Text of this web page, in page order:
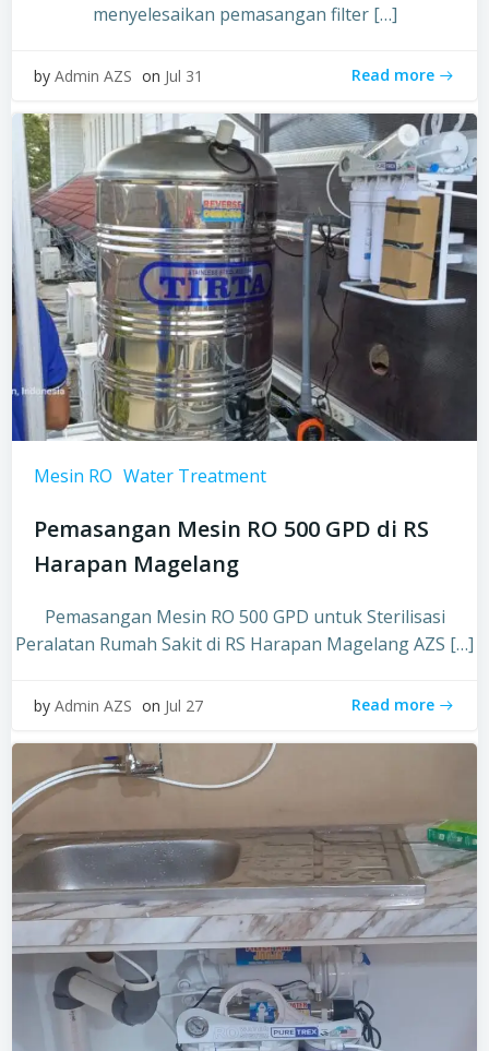
menyelesaikan pemasangan filter […]
by Admin AZS on Jul 31 Read more
Mesin RO Water Treatment
Pemasangan Mesin RO 500 GPD di RS
Harapan Magelang
Pemasangan Mesin RO 500 GPD untuk Sterilisasi
Peralatan Rumah Sakit di RS Harapan Magelang AZS […]
by Admin AZS on Jul 27 Read more